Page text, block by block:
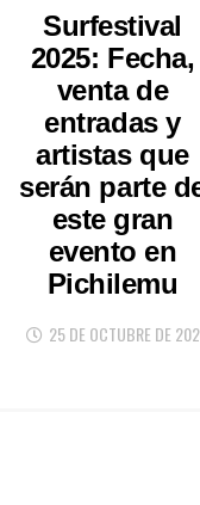
Surfestival
2025: Fecha,
venta de
entradas y
artistas que
serán parte
este gran
evento en
Pichilemu
25 DE OCTUBRE DE